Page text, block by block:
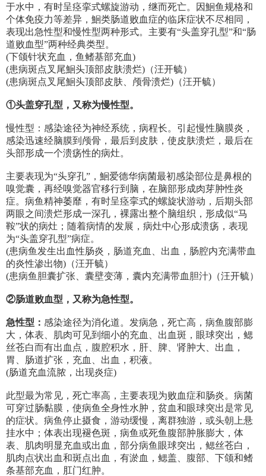
于水中，有时呈痉挛式螺旋游动，继而死亡。因鮰鱼规格和
个体免疫力等差异，鮰类肠道败血症的临床症状不尽相同，
表现出急性型和慢性型两种形式。主要有“头盖穿孔型”和“肠
道败血型”两种经典类型。
(下颌针状充血，鱼鳍基部充血)
(患病斑点叉尾鮰头顶部皮肤溃烂)（汪开毓）
(患病斑点叉尾鮰头顶部皮肤、颅骨溃烂)（汪开毓）
①头盖穿孔型，又称为慢性型。
慢性型：感染途径为神经系统，病程长。引起慢性脑膜炎，
感染迅速经脑膜到颅骨，最后到皮肤，使皮肤溃烂，最后在
头部形成一个溃疡性的病灶。
主要表现为“头穿孔”，鮰爱德华病菌最初感染部位是鼻根的
嗅觉囊，再经嗅觉器官移行到脑，在脑部形成肉芽肿性炎
症。病鱼精神萎靡，有时呈痉挛式的螺旋状游动，后期头部
两眼之间溃烂形成一深孔，裸露出整个脑组织，形成似“马
鞍”状的病灶；随着病情的发展，病灶中心形成溃疡，表现
为“头盖穿孔型”病症。
(患病鱼发生出血性肠炎，肠道充血、出血，肠腔内充满带血
的炎性渗出物)（汪开毓）
(患病鱼胆囊扩张、囊壁变薄，囊内充满带血胆汁)（汪开毓）
②肠道败血型，又称为急性型。
急性型： 感染途径为消化道。发病急，死亡高，病鱼腹部膨
大，体表、肌肉可见到细小的充血、出血斑，眼球突出，鳃
丝苍白而有出血点，腹腔积水，肝、脾、肾肿大、出血，
胃、肠道扩张，充血、出血，积液。
(肠道充血流脓，出现炎症)
此型最为常见，死亡率高，主要表现为败血症和肠炎。病菌
可穿过肠黏膜，使病鱼全身性水肿，贫血和眼球突出是常见
的症状。病鱼停止摄食，游动缓慢，离群独游，或头朝上悬
挂水中；体表出现褪色斑，病鱼或死鱼腹部肿胀膨大，体
表、肌肉明显充血或出血，部分病鱼眼球突出，鳃丝苍白，
肌肉点状出血和斑点出血，有淤血，鳃盖、腹部、下颌和鳍
条基部充血，肛门红肿。